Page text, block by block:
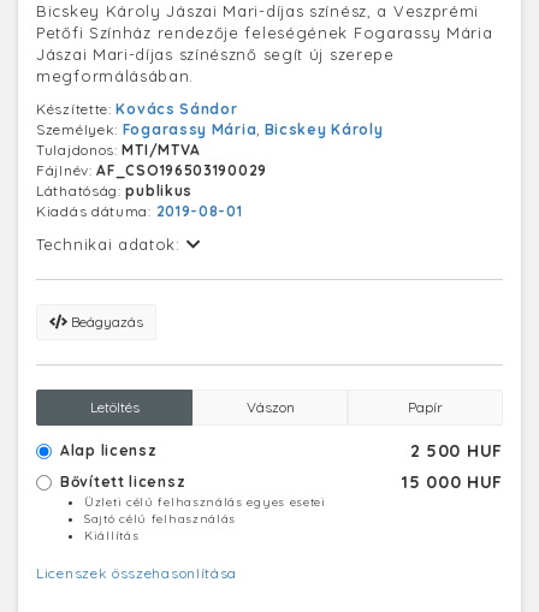
Bicskey Károly Jászai Mari-díjas színész, a Veszprémi
Petőfi Színház rendezője feleségének Fogarassy Mária
Jászai Mari-díjas színésznő segít új szerepe
megformálásában.
Készítette:Kovács Sándor
Személyek: Fogarassy Mária, Bicskey Károly
Tulajdonos:MTI/MTVA
Fájlnév:AF_CSO196503190029
Láthatóság:publikus
Kiadás dátuma: 2019-08-01
Technikai adatok:
Beágyazás
Letöltés Vászon Papír
Alap licensz 2 500 HUF
Bővített licensz 15 000 HUF
Üzleti célú felhasználás egyes esetei
Sajtó célú felhasználás
Kiállítás
Licenszek összehasonlítása